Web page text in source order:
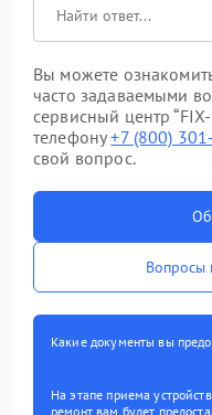
Вы можете
часто задаваемыми
сервисный центр
телефону+7 (800)
свой вопрос.
Вопросы
Какие документы вы
На этапе приема
ремонт вам будет